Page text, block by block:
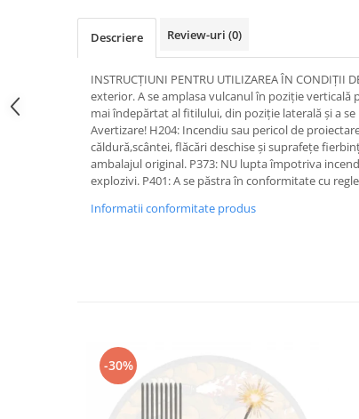
Descriere Review-uri (0)
INSTRUCȚIUNI PENTRU UTILIZAREA ÎN CONDIȚII
exterior. A se amplasa vulcanul în poziție verticală
mai îndepărtat al fitilului, din poziție laterală și a
Avertizare! H204: Incendiu sau pericol de
căldură,scântei, flăcări deschise și suprafețe
ambalajul original. P373: NU lupta împotriva
explozivi. P401: A se păstra în conformitate cu
Informatii conformitate produs
-30%